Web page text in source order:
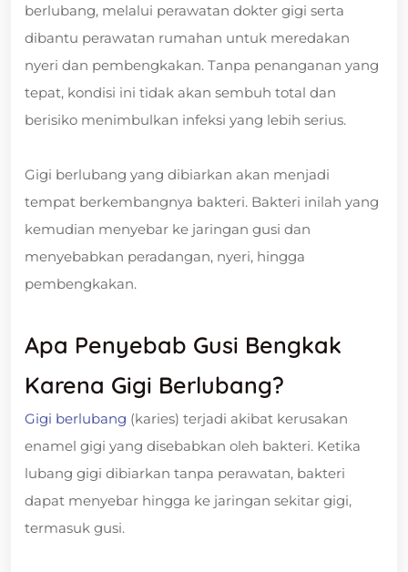
berlubang, melalui perawatan dokter gigi serta
dibantu perawatan rumahan untuk meredakan
nyeri dan pembengkakan. Tanpa penanganan yang
tepat, kondisi ini tidak akan sembuh total dan
berisiko menimbulkan infeksi yang lebih serius.
Gigi berlubang yang dibiarkan akan menjadi
tempat berkembangnya bakteri. Bakteri inilah yang
kemudian menyebar ke jaringan gusi dan
menyebabkan peradangan, nyeri, hingga
pembengkakan.
Apa Penyebab Gusi Bengkak
Karena Gigi Berlubang?
Gigi berlubang (karies) terjadi akibat kerusakan
enamel gigi yang disebabkan oleh bakteri. Ketika
lubang gigi dibiarkan tanpa perawatan, bakteri
dapat menyebar hingga ke jaringan sekitar gigi,
termasuk gusi.